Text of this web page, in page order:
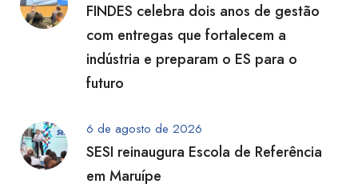
FINDES celebra dois anos de gestão
com entregas que fortalecem a
indústria e preparam o ES para o
futuro
6 de agosto de 2026
SESI reinaugura Escola de Referência
em Maruípe